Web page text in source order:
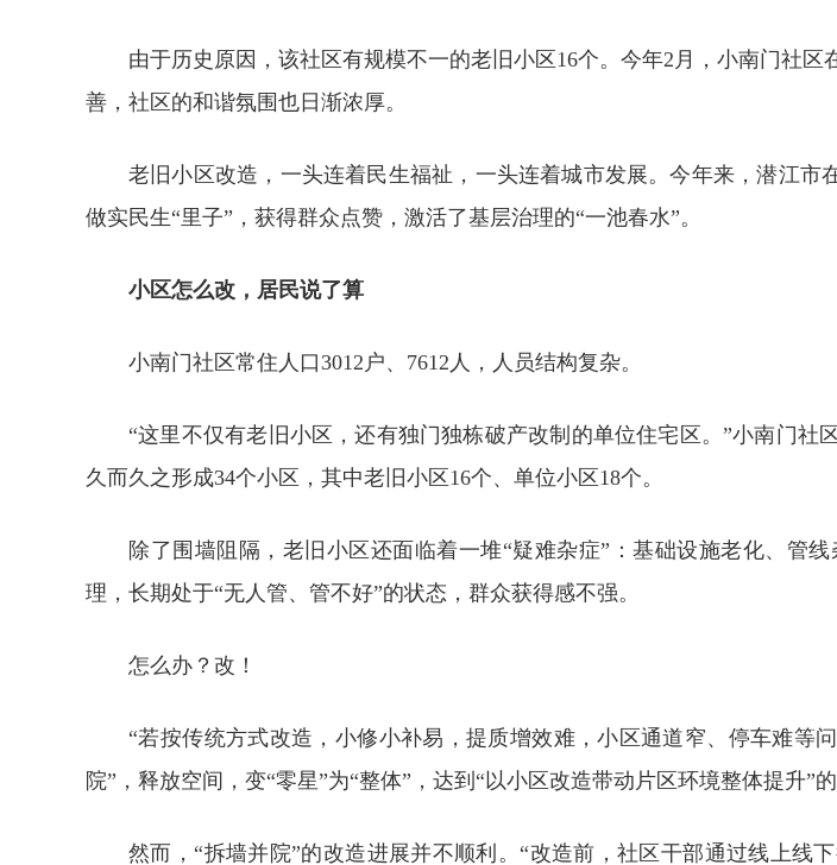
由于历史原因，该社区有规模不一的老旧小区16个。今年2月，小南门社
善，社区的和谐氛围也日渐浓厚。
老旧小区改造，一头连着民生福祉，一头连着城市发展。今年来，潜江市
做实民生“里子”，获得群众点赞，激活了基层治理的“一池春水”。
小区怎么改，居民说了算
小南门社区常住人口3012户、7612人，人员结构复杂。
“这里不仅有老旧小区，还有独门独栋破产改制的单位住宅区。”小南门社
久而久之形成34个小区，其中老旧小区16个、单位小区18个。
除了围墙阻隔，老旧小区还面临着一堆“疑难杂症”：基础设施老化、管
理，长期处于“无人管、管不好”的状态，群众获得感不强。
怎么办？改！
“若按传统方式改造，小修小补易，提质增效难，小区通道窄、停车难等
院”，释放空间，变“零星”为“整体”，达到“以小区改造带动片区环境整体提升”的
然而，“拆墙并院”的改造进展并不顺利。“改造前，社区干部通过线上线